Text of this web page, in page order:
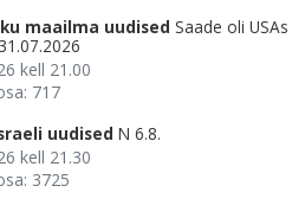
maailma uudised Saade oli USAs
kell 21.00
717
uudised N 6.8.
kell 21.30
3725